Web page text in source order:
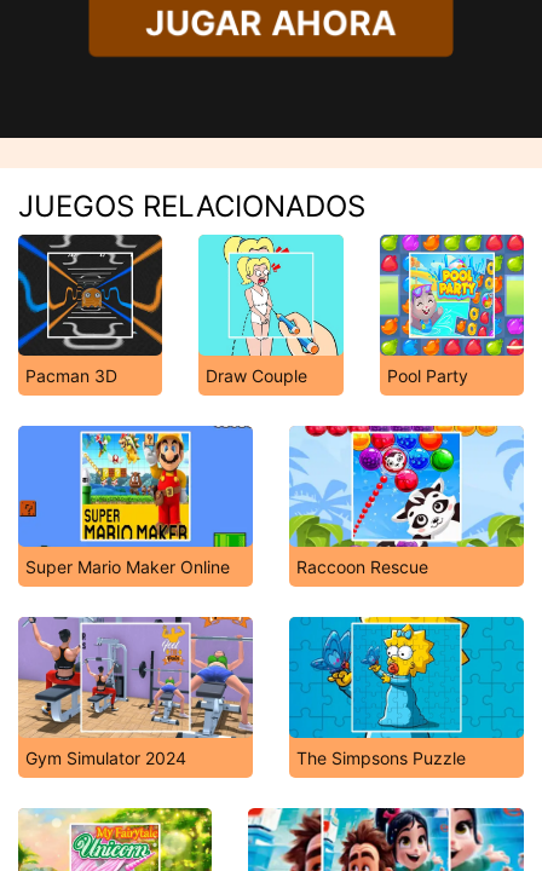
JUGAR AHORA
JUEGOS RELACIONADOS
Pacman 3D Draw Couple Pool Party
Super Mario Maker Online Raccoon Rescue
Gym Simulator 2024 The Simpsons Puzzle